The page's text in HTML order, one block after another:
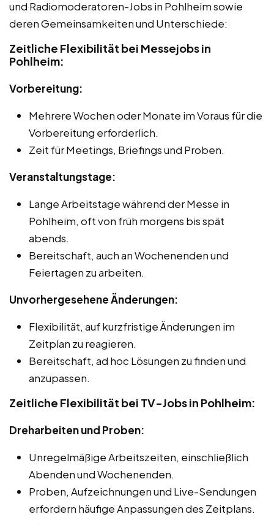
und Radiomoderatoren-Jobs in Pohlheim sowie
deren Gemeinsamkeiten und Unterschiede:
Zeitliche Flexibilität bei Messejobs in
Pohlheim:
Vorbereitung:
Mehrere Wochen oder Monate im Voraus für die
Vorbereitung erforderlich.
Zeit für Meetings, Briefings und Proben.
Veranstaltungstage:
Lange Arbeitstage während der Messe in
Pohlheim, oft von früh morgens bis spät
abends.
Bereitschaft, auch an Wochenenden und
Feiertagen zu arbeiten.
Unvorhergesehene Änderungen:
Flexibilität, auf kurzfristige Änderungen im
Zeitplan zu reagieren.
Bereitschaft, ad hoc Lösungen zu finden und
anzupassen.
Zeitliche Flexibilität bei TV-Jobs in Pohlheim:
Dreharbeiten und Proben:
Unregelmäßige Arbeitszeiten, einschließlich
Abenden und Wochenenden.
Proben, Aufzeichnungen und Live-Sendungen
erfordern häufige Anpassungen des Zeitplans.